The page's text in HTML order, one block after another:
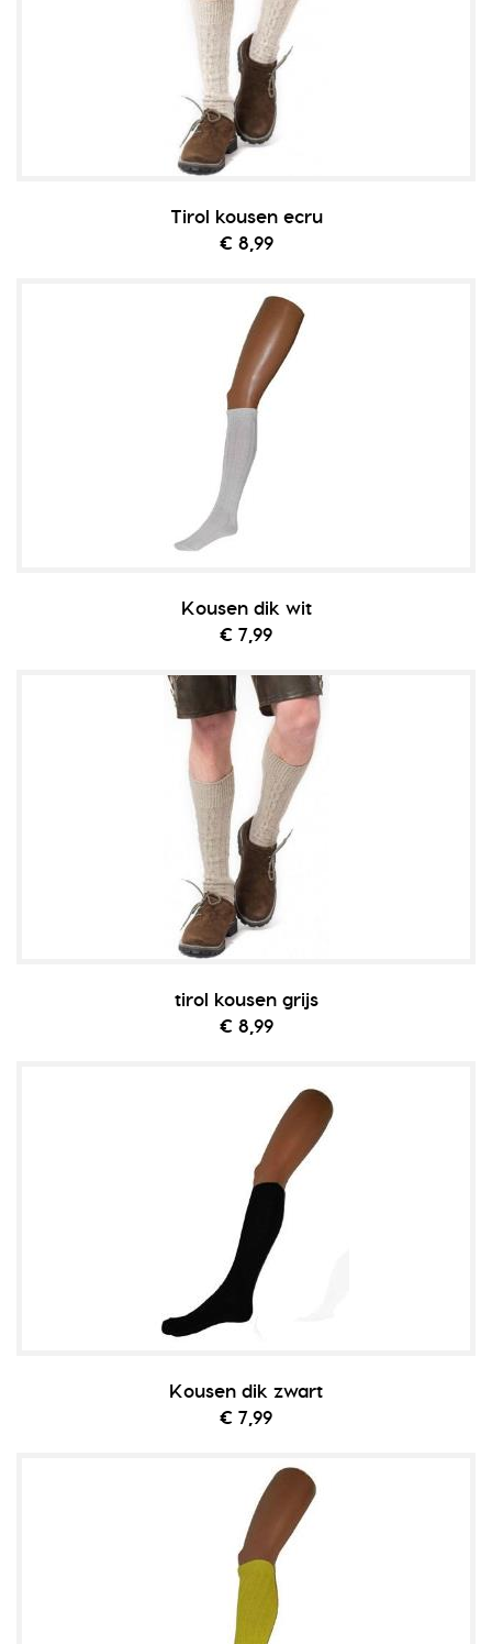
Tirol kousen ecru
€ 8,99
Kousen dik wit
€ 7,99
tirol kousen grijs
€ 8,99
Kousen dik zwart
€ 7,99